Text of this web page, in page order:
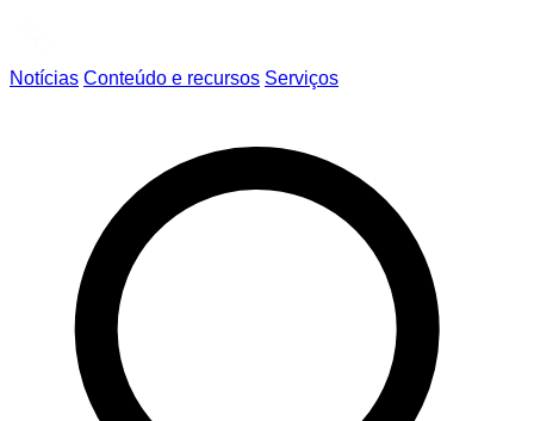
Notícias Conteúdo e recursos Serviços